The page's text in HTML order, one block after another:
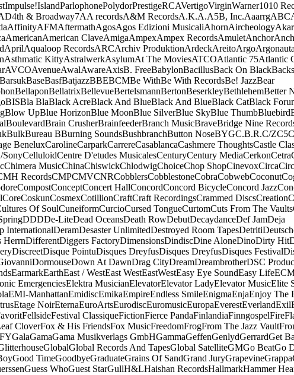
Impulse!IslandParlophonePolydorPrestigeRCAVertigoVirginWarner1010
4th & Broadway7AA recordsA&M RecordsA.K.A.A5B, Inc.AaarrgABC
AffinityAFMAftermathAgosAgos Edizioni MusicaliAhornAircheology
AmericanAmerican ClaveAmigaAmpexAmpex RecordsAmuletAnchor
AprilAqualoop RecordsARCArchiv ProduktionArdeckAreitoArgoArgonauta
Asthmatic KittyAstralwerkAsylumAt The MoviesATCOAtlantic 75Atlantic
AVCOAvenueAwalAwareAxisB. FreeBabylonBacillusBack On Black
BarsukBaseBasfBatjazzBBEBCMBe WithBe With RecordsBe! JazzBear
BellaponBellatrixBellevueBertelsmannBertonBeserkleyBethlehemBetter
BISBla BlaBlack AcreBlack And BlueBlack And BlueBlack CatBlack
Blow UpBlue HorizonBlue MoonBlue SilverBlue SkyBlue ThumbBluebird
BoulevardBrain CrusherBrainfeederBranch MusicBraveBridge Nine
BulkBureau BBurning SoundsBushbranchButton NoseBYGC.B.R.C/ZC5
BeneluxCarolineCarparkCarrereCasablancaCashmere ThoughtsCastle
SonyCelluloidCentre D'etudes MusicalesCenturyCentury MediaCerkonCetra
Chimera MusicChinaChiswickChlodwigChoiceChop ShopCinevoxCirca
RecordsCMPCMVCNRCobblersCobblestoneCobraCobwebCoconut
CompostConceptConcert HallConcordConcord BicycleConcord Jazz
CoreCoskunCosmexCotillionCraftCraft RecordingsCrammed DiscsCreation
Of SoulCuneiformCurcioCursed TongueCurtomCuts From The Vaults
DDDDe-LiteDead OceansDeath RowDebutDecaydanceDef JamDeja
InternationalDeramDesaster UnlimitedDestroyed Room TapesDetriti
HerrnDifferentDiggers FactoryDimensionsDindiscDine AloneDinoDirty Hit
DiscreetDisque PointuDisques DreyfusDisques DreyfusDisques Festival
DormouseDown At DawnDrag CityDreamDreambrotherDSC
EarmarkEarthEast / WestEast WestEastWestEasy Eye SoundEasy Life
EmergenciesElektra MusicianElevatorElevator LadyElevator MusicElite
EMI-ManhattanEmidiscEmikaEmpireEndless SmileEnigmaEnjaEnjoy The
Etage NoirEternaEuroArtsEurodiscEuromusicEuropaEverestEverlandExil
FellsideFestival ClassiqueFictionFierce PandaFinlandiaFinngospelFire
CloverFox & His FriendsFox MusicFreedomFrogFrom The Jazz Vault
FYGalaGamaGama Musikverlags GmbHGammaGeffenGenlydGerrardGet
GlobalGlobal Records And TapesGlobal SatelliteGMGo BeatGo
Good TimeGoodbyeGraduateGrains Of SandGrand JuryGrapevineGrappa
Guess WhoGuest StarGullH&LHaishan RecordsHallmarkHammer